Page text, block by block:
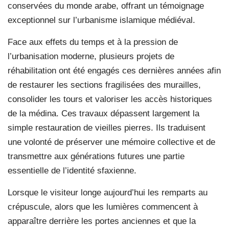
conservées du monde arabe, offrant un témoignage
exceptionnel sur l’urbanisme islamique médiéval.
Face aux effets du temps et à la pression de
l’urbanisation moderne, plusieurs projets de
réhabilitation ont été engagés ces dernières années afin
de restaurer les sections fragilisées des murailles,
consolider les tours et valoriser les accès historiques
de la médina. Ces travaux dépassent largement la
simple restauration de vieilles pierres. Ils traduisent
une volonté de préserver une mémoire collective et de
transmettre aux générations futures une partie
essentielle de l’identité sfaxienne.
Lorsque le visiteur longe aujourd’hui les remparts au
crépuscule, alors que les lumières commencent à
apparaître derrière les portes anciennes et que la